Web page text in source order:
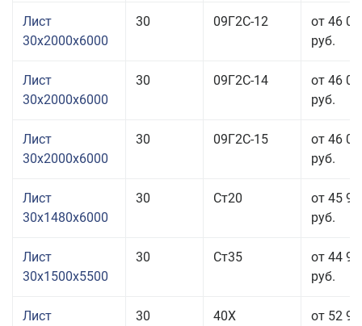
Лист
30x2000x6000
30 09Г2С-12
от 46
руб.
Лист
30x2000x6000
30 09Г2С-14
от 46
руб.
Лист
30x2000x6000
30 09Г2С-15
от 46
руб.
Лист
30x1480x6000
30 Ст20
от 45
руб.
Лист
30x1500x5500
30 Ст35
от 44
руб.
Лист
30 40Х
от 52